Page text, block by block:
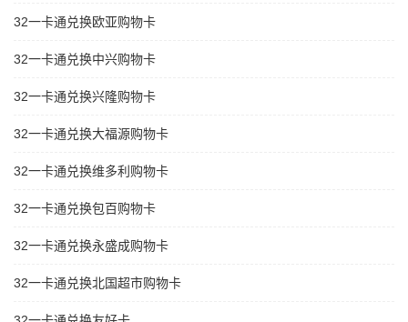
32一卡通兑换欧亚购物卡
32一卡通兑换中兴购物卡
32一卡通兑换兴隆购物卡
32一卡通兑换大福源购物卡
32一卡通兑换维多利购物卡
32一卡通兑换包百购物卡
32一卡通兑换永盛成购物卡
32一卡通兑换北国超市购物卡